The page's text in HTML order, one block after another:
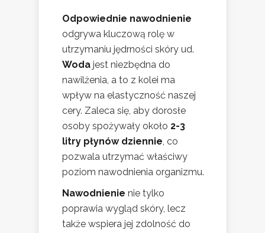
Odpowiednie nawodnienie
odgrywa kluczową rolę w
utrzymaniu jędrności skóry ud.
Woda jest niezbędna do
nawilżenia, a to z kolei ma
wpływ na elastyczność naszej
cery. Zaleca się, aby dorosłe
osoby spożywały około 2-3
litry płynów dziennie, co
pozwala utrzymać właściwy
poziom nawodnienia organizmu.
Nawodnienie nie tylko
poprawia wygląd skóry, lecz
także wspiera jej zdolność do